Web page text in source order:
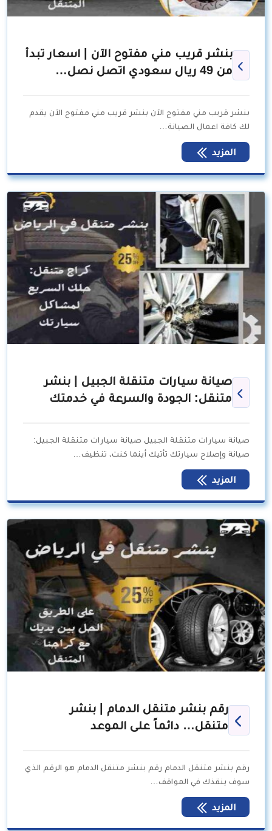
بنشر قريب مني مفتوح الآن | اسعار تبدأ
من 49 ريال سعودي اتصل نصل…
بنشر قريب مني مفتوح الآن بنشر قريب مني مفتوح الآن يقدم
لك كافة اعمال الصيانة…
المزيد
صيانة سيارات متنقلة الجبيل | بنشر
متنقل: الجودة والسرعة في خدمتك
صيانة سيارات متنقلة الجبيل صيانة سيارات متنقلة الجبيل:
صيانة وإصلاح سيارتك تأتيك أينما كنت، تنظيف…
المزيد
رقم بنشر متنقل الدمام | بنشر
متنقل… دائماً على الموعد
رقم بنشر متنقل الدمام رقم بنشر متنقل الدمام هو الرقم الذي
سوف ينقذك في المواقف…
المزيد